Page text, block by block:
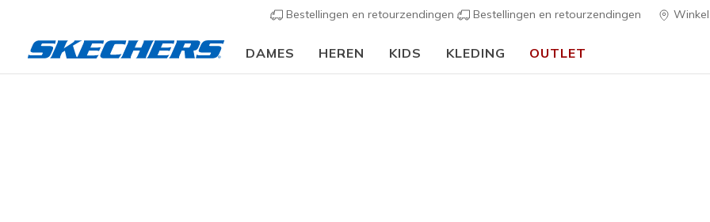
Bestellingen en retourzendingen Bestellingen en retourzendingen
DAMES HEREN KIDS KLEDING OUTLET